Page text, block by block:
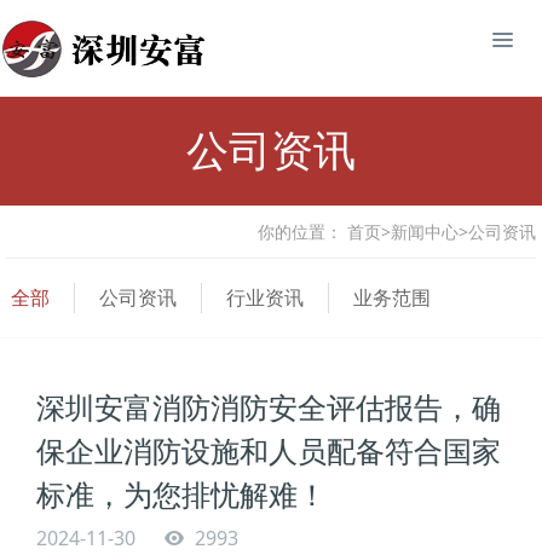
公司资讯
你的位置： 首页>新闻中心>公司资讯
全部 公司资讯 行业资讯 业务范围
深圳安富消防消防安全评估报告，确
保企业消防设施和人员配备符合国家
标准，为您排忧解难！
2024-11-30 2993